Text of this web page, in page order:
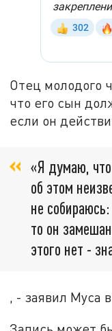
Отец молодого
что его сын
если он
«Я думаю,
об этом
не
то он
этого нет -
, - заявил Муса